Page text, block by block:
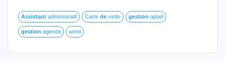
Assistant administratif Carte de visite gestion appel
gestion agenda word